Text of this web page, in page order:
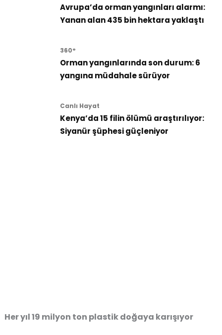
Avrupa’da orman yangınları alarmı:
Yanan alan 435 bin hektara yaklaştı
360°
Orman yangınlarında son durum: 6
yangına müdahale sürüyor
Canlı Hayat
Kenya’da 15 filin ölümü araştırılıyor:
Siyanür şüphesi güçleniyor
Her yıl 19 milyon ton plastik doğaya karışıyor